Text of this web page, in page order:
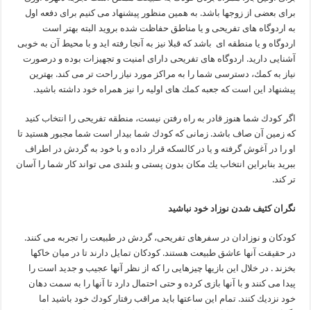
برای بعضی از زوجها باشد. به همین منظور پیشنهاد می كنیم برای دفعه اول
به اردوگاه های تفریحی و یا مناطق حفاظت شده بروید البته بهتر است
اردوگاه و یا منطقه ای باشد كه قبلا نیز به آنجا رفته اید و با محیط آن به خوبی
آشنایی دارید. اردوگاه های تفریحی دارای امنیت و تجهیزات بوده و درصورت
نیاز به كمك، دسترسی شما را به مراكز مورد نیاز راحت تر می كند. بهترین
پیشنهاد این است كه جعبه كمك های اولیه را نیز همراه خود داشته باشید.
اگر كودك شما هنوز قادر به راه رفتن نیست، منطقه تفریحی را انتخاب كنید
كه زمین آن صاف باشد. زمانی كه كودك شما بیدار است شما مجبور هستید تا
او را در آغوش گرفته و یا در كالسكه قرار داده و با خود به گردش در اطراف
ببرید بنابراین انتخاب یك مكان بدون پستی و بلندی می تواند كار شما را آسان
تر كند.
نگران كثیف شدن نوزاد خود نباشید
كودكان و نوزادان در سفرهای تفریحی، گردش در طبیعت را تجربه می كنند.
در حقیقت آنها عاشق طبیعت هستند. كودكان تمایل دارند تا در میان خاكها
بخزند . در خلال این بازیها چیزهایی را كه از نظر آنها عجیب و جدید است را
پیدا می كنند و با آنها بازی كرده و حتی احتمال دارد تا آنها را به سمت دهان
خود نزدیك كنند. تمام این ساعتها باید مراقب رفتار كودك خود باشید اما